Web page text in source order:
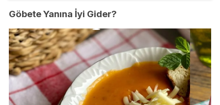
Göbete Yanına İyi Gider?